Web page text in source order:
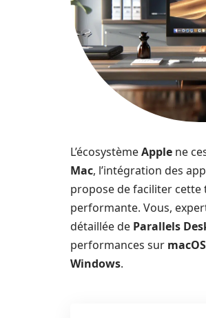
L’écosystèmeApple ne
Mac, l’intégration des
propose de faciliter
performante. Vous,
détaillée de Parallels
performances sur
Windows.